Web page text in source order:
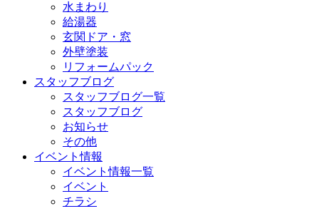
水まわり
給湯器
玄関ドア・窓
外壁塗装
リフォームパック
スタッフブログ
スタッフブログ一覧
スタッフブログ
お知らせ
その他
イベント情報
イベント情報一覧
イベント
チラシ